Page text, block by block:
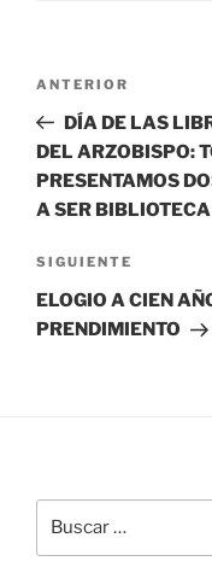
entradas
Entrada
anterior:
ANTERIOR
DÍA DE LAS
DEL ARZOBISPO:
PRESENTAMOS
A SER
Siguiente
entrada
SIGUIENTE
ELOGIO A CIEN
PRENDIMIENTO
por: